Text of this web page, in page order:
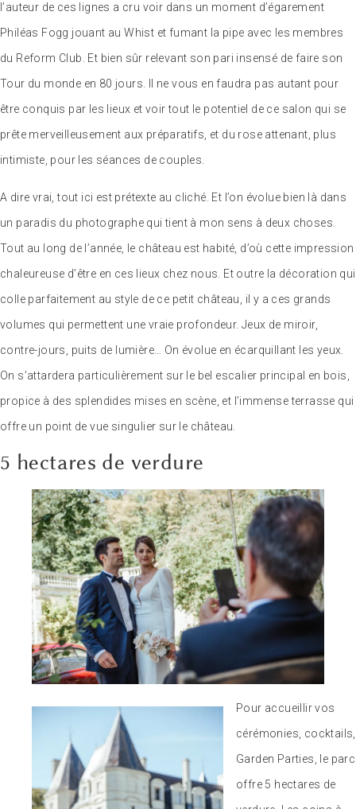
l’auteur de ces lignes a cru voir dans un moment d’égarement
Philéas Fogg jouant au Whist et fumant la pipe avec les membres
du Reform Club. Et bien sûr relevant son pari insensé de faire son
Tour du monde en 80 jours. Il ne vous en faudra pas autant pour
être conquis par les lieux et voir tout le potentiel de ce salon qui se
prête merveilleusement aux préparatifs, et du rose attenant, plus
intimiste, pour les séances de couples.
A dire vrai, tout ici est prétexte au cliché. Et l’on évolue bien là dans
un paradis du photographe qui tient à mon sens à deux choses.
Tout au long de l’année, le château est habité, d’où cette impression
chaleureuse d’être en ces lieux chez nous. Et outre la décoration qui
colle parfaitement au style de ce petit château, il y a ces grands
volumes qui permettent une vraie profondeur. Jeux de miroir,
contre-jours, puits de lumière… On évolue en écarquillant les yeux.
On s’attardera particulièrement sur le bel escalier principal en bois,
propice à des splendides mises en scène, et l’immense terrasse qui
offre un point de vue singulier sur le château.
5 hectares de verdure
Pour accueillir vos
cérémonies, cocktails,
Garden Parties, le parc
offre 5 hectares de